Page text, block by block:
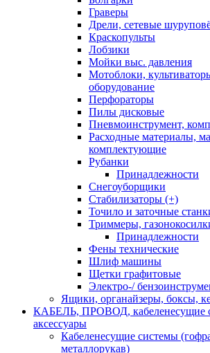
Граверы
Дрели, сетевые
Краскопульты
Лобзики
Мойки выс. давления
Мотоблоки,
оборудование
Перфораторы
Пилы дисковые
Пневмоинструмент,
Расходные материалы,
комплектующие
Рубанки
Принадлежности
Снегоуборщики
Стабилизаторы (+)
Точило и заточные
Триммеры,
Принадлежности
Фены технические
Шлиф машины
Щетки графитовые
Электро-/
Ящики, органайзеры, боксы,
КАБЕЛЬ, ПРОВОД, кабеленесущие
аксессуары
Кабеленесущие системы
металлорукав)